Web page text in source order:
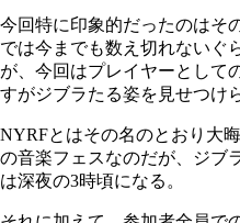
今回特に印象的だったのはそ
では今までも数え切れないぐ
が、今回はプレイヤーとして
すがジブラたる姿を見せつけ
NYRFとはその名のとおり大
の音楽フェスなのだが、ジブ
は深夜の3時頃になる。